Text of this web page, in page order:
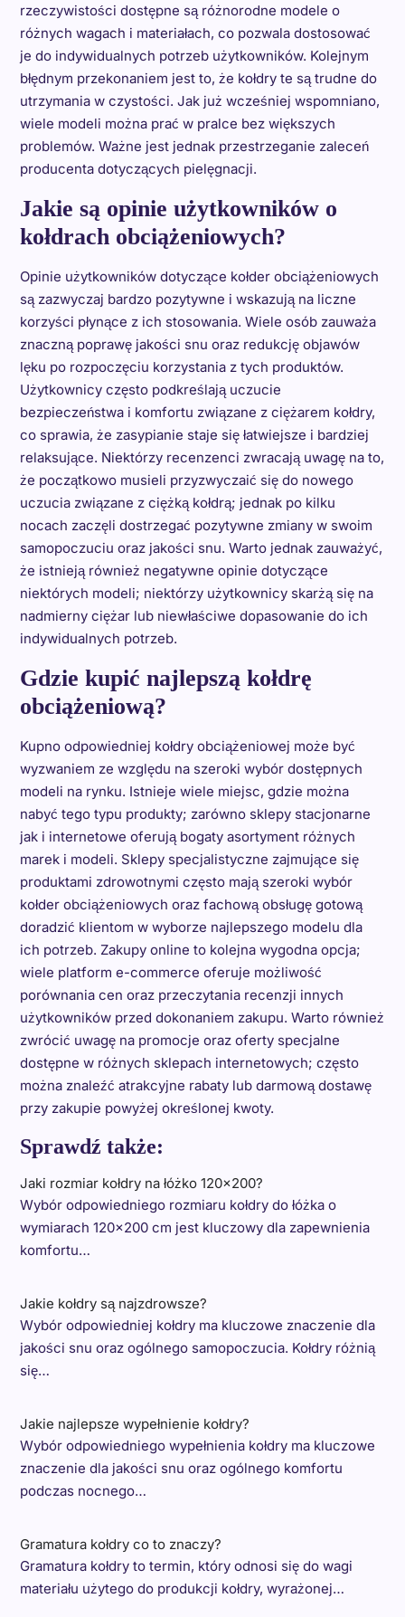
rzeczywistości dostępne są różnorodne modele o
różnych wagach i materiałach, co pozwala dostosować
je do indywidualnych potrzeb użytkowników. Kolejnym
błędnym przekonaniem jest to, że kołdry te są trudne do
utrzymania w czystości. Jak już wcześniej wspomniano,
wiele modeli można prać w pralce bez większych
problemów. Ważne jest jednak przestrzeganie zaleceń
producenta dotyczących pielęgnacji.
Jakie są opinie użytkowników o
kołdrach obciążeniowych?
Opinie użytkowników dotyczące kołder obciążeniowych
są zazwyczaj bardzo pozytywne i wskazują na liczne
korzyści płynące z ich stosowania. Wiele osób zauważa
znaczną poprawę jakości snu oraz redukcję objawów
lęku po rozpoczęciu korzystania z tych produktów.
Użytkownicy często podkreślają uczucie
bezpieczeństwa i komfortu związane z ciężarem kołdry,
co sprawia, że zasypianie staje się łatwiejsze i bardziej
relaksujące. Niektórzy recenzenci zwracają uwagę na to,
że początkowo musieli przyzwyczaić się do nowego
uczucia związane z ciężką kołdrą; jednak po kilku
nocach zaczęli dostrzegać pozytywne zmiany w swoim
samopoczuciu oraz jakości snu. Warto jednak zauważyć,
że istnieją również negatywne opinie dotyczące
niektórych modeli; niektórzy użytkownicy skarżą się na
nadmierny ciężar lub niewłaściwe dopasowanie do ich
indywidualnych potrzeb.
Gdzie kupić najlepszą kołdrę
obciążeniową?
Kupno odpowiedniej kołdry obciążeniowej może być
wyzwaniem ze względu na szeroki wybór dostępnych
modeli na rynku. Istnieje wiele miejsc, gdzie można
nabyć tego typu produkty; zarówno sklepy stacjonarne
jak i internetowe oferują bogaty asortyment różnych
marek i modeli. Sklepy specjalistyczne zajmujące się
produktami zdrowotnymi często mają szeroki wybór
kołder obciążeniowych oraz fachową obsługę gotową
doradzić klientom w wyborze najlepszego modelu dla
ich potrzeb. Zakupy online to kolejna wygodna opcja;
wiele platform e-commerce oferuje możliwość
porównania cen oraz przeczytania recenzji innych
użytkowników przed dokonaniem zakupu. Warto również
zwrócić uwagę na promocje oraz oferty specjalne
dostępne w różnych sklepach internetowych; często
można znaleźć atrakcyjne rabaty lub darmową dostawę
przy zakupie powyżej określonej kwoty.
Sprawdź także:
Jaki rozmiar kołdry na łóżko 120x200?
Wybór odpowiedniego rozmiaru kołdry do łóżka o
wymiarach 120x200 cm jest kluczowy dla zapewnienia
komfortu…
Jakie kołdry są najzdrowsze?
Wybór odpowiedniej kołdry ma kluczowe znaczenie dla
jakości snu oraz ogólnego samopoczucia. Kołdry różnią
się…
Jakie najlepsze wypełnienie kołdry?
Wybór odpowiedniego wypełnienia kołdry ma kluczowe
znaczenie dla jakości snu oraz ogólnego komfortu
podczas nocnego…
Gramatura kołdry co to znaczy?
Gramatura kołdry to termin, który odnosi się do wagi
materiału użytego do produkcji kołdry, wyrażonej…